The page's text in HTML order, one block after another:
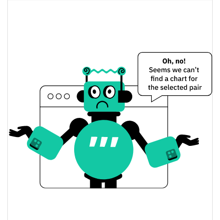
$0.011538813
Abertura / Fecho de
Ontem
$0.011339859 /
$0.011538813
A mudança de ontem
Volume de ontem $13,276.488
Histórico do preço do OpenX Network
7 dias Baixa / 7 dias Alta
$0.0089150786 /